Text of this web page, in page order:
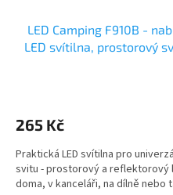
LED Camping F910B -
LED svítilna, prostorový
265 Kč
Praktická LED svítilna pro
svitu - prostorový a
doma, v kanceláři, na dílně nebo